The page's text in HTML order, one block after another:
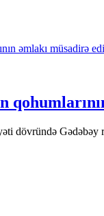
Gədəbəy